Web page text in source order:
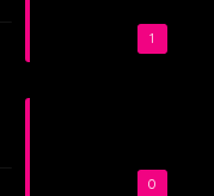
1
0